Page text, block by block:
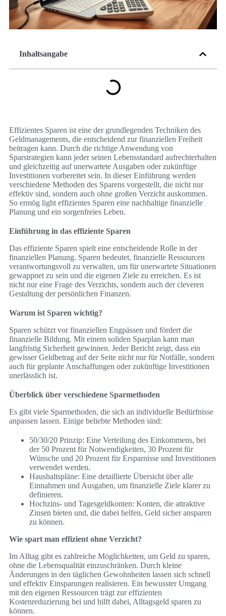
Inhaltsangabe
Effizientes Sparen ist eine der grundlegenden Techniken des
Geldmanagements, die entscheidend zur finanziellen Freiheit
beitragen kann. Durch die richtige Anwendung von
Sparstrategien kann jeder seinen Lebensstandard aufrechterhalten
und gleichzeitig auf unerwartete Ausgaben oder zukünftige
Investitionen vorbereitet sein. In dieser Einführung werden
verschiedene Methoden des Sparens vorgestellt, die nicht nur
effektiv sind, sondern auch ohne großen Verzicht auskommen.
So ermög light effizientes Sparen eine nachhaltige finanzielle
Planung und ein sorgenfreies Leben.
Einführung in das effiziente Sparen
Das effiziente Sparen spielt eine entscheidende Rolle in der
finanziellen Planung. Sparen bedeutet, finanzielle Ressourcen
verantwortungsvoll zu verwalten, um für unerwartete Situationen
gewappnet zu sein und die eigenen Ziele zu erreichen. Es ist
nicht nur eine Frage des Verzichts, sondern auch der cleveren
Gestaltung der persönlichen Finanzen.
Warum ist Sparen wichtig?
Sparen schützt vor finanziellen Engpässen und fördert die
finanzielle Bildung. Mit einem soliden Sparplan kann man
langfristig Sicherheit gewinnen. Jeder Bericht zeigt, dass ein
gewisser Geldbetrag auf der Seite nicht nur für Notfälle, sondern
auch für geplante Anschaffungen oder zukünftige Investitionen
unerlässlich ist.
Überblick über verschiedene Sparmethoden
Es gibt viele Sparmethoden, die sich an individuelle Bedürfnisse
anpassen lassen. Einige beliebte Methoden sind:
50/30/20 Prinzip: Eine Verteilung des Einkommens, bei
der 50 Prozent für Notwendigkeiten, 30 Prozent für
Wünsche und 20 Prozent für Ersparnisse und Investitionen
verwendet werden.
Haushaltspläne: Eine detaillierte Übersicht über alle
Einnahmen und Ausgaben, um finanzielle Ziele klarer zu
definieren.
Hochzins- und Tagesgeldkonten: Konten, die attraktive
Zinsen bieten und, die dabei helfen, Geld sicher ansparen
zu können.
Wie spart man effizient ohne Verzicht?
Im Alltag gibt es zahlreiche Möglichkeiten, um Geld zu sparen,
ohne die Lebensqualität einzuschränken. Durch kleine
Änderungen in den täglichen Gewohnheiten lassen sich schnell
und effektiv Einsparungen realisieren. Ein bewusster Umgang
mit den eigenen Ressourcen trägt zur effizienten
Kostenreduzierung bei und hilft dabei, Alltagsgeld sparen zu
können.